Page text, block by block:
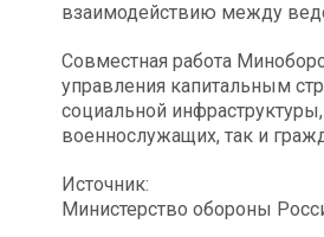
взаимодействию между
Совместная работа
управления капитальным
социальной
военнослужащих, так и
Источник:
Министерство обороны